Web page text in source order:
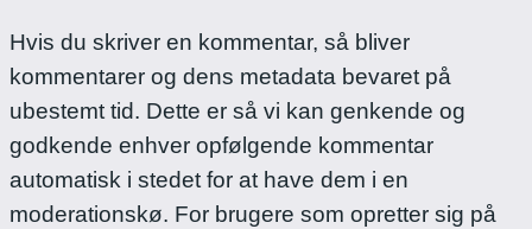
Hvis du skriver en kommentar, så bliver
kommentarer og dens metadata bevaret på
ubestemt tid. Dette er så vi kan genkende og
godkende enhver opfølgende kommentar
automatisk i stedet for at have dem i en
moderationskø. For brugere som opretter sig på